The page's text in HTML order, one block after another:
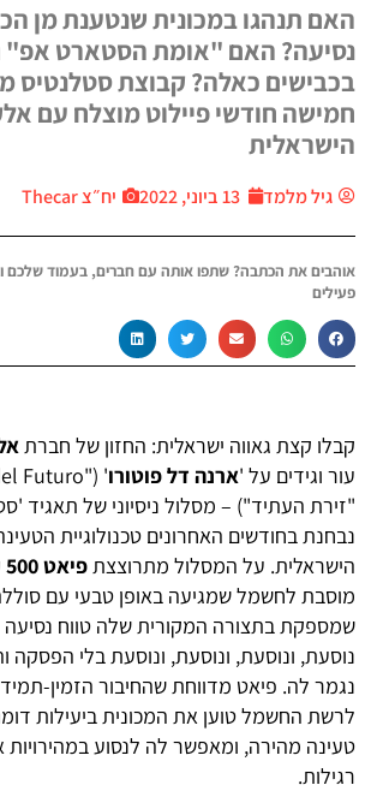
האם תנהגו במכונית שנטענת מן
נסיעה? האם "אומת הסטארט
בכבישים כאלה? קבוצת סטלנטיס
חמישה חודשי פיילוט מוצלח עם
הישראלית
גיל מלמד 13 ביוני, 2022 יח״צ Thecar
אוהבים את הכתבה? שתפו אותה עם חברים, בעמוד שלכם
פעילים
קבלו קצת גאווה ישראלית: החזון של חברת
עור וגידים על 'ארנה דל פוטורו
"זירת העתיד") – מסלול ניסיוני של תאגיד
נבחנת בחודשים האחרונים טכנולוגיית
הישראלית. על המסלול מתרוצצת פיאט 500
מוסבת לחשמל שמגיעה באופן טבעי עם
שמספקת בתצורה המקורית שלה טווח נסיעה
נוסעת, ונוסעת, ונוסעת, ונוסעת בלי
נגמר לה. פיאט מדווחת שהחיבור הזמין-תמיד
לרשת החשמל טוען את המכונית ביעילות
טעינה מהירה, ומאפשר לה לנסוע במהירויות
רגילות.